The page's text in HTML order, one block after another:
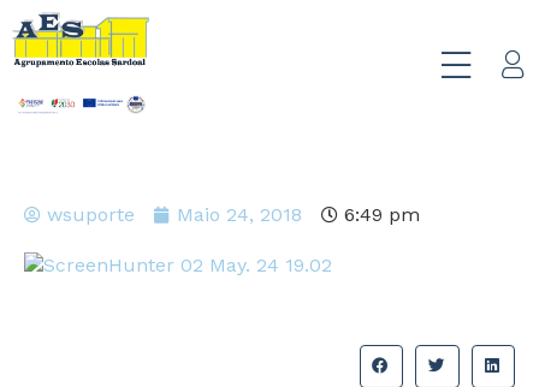
wsuporte Maio 24, 2018 6:49 pm